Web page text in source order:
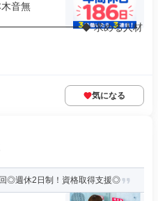
音無
◆ 求める人材
気になる
◎週休2日制！資格取得支援◎